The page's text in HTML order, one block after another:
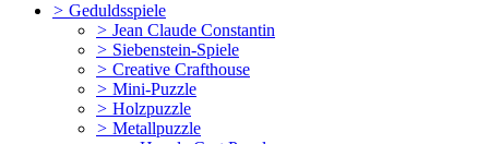
> Geduldsspiele
> Jean Claude Constantin
> Siebenstein-Spiele
> Creative Crafthouse
> Mini-Puzzle
> Holzpuzzle
> Metallpuzzle